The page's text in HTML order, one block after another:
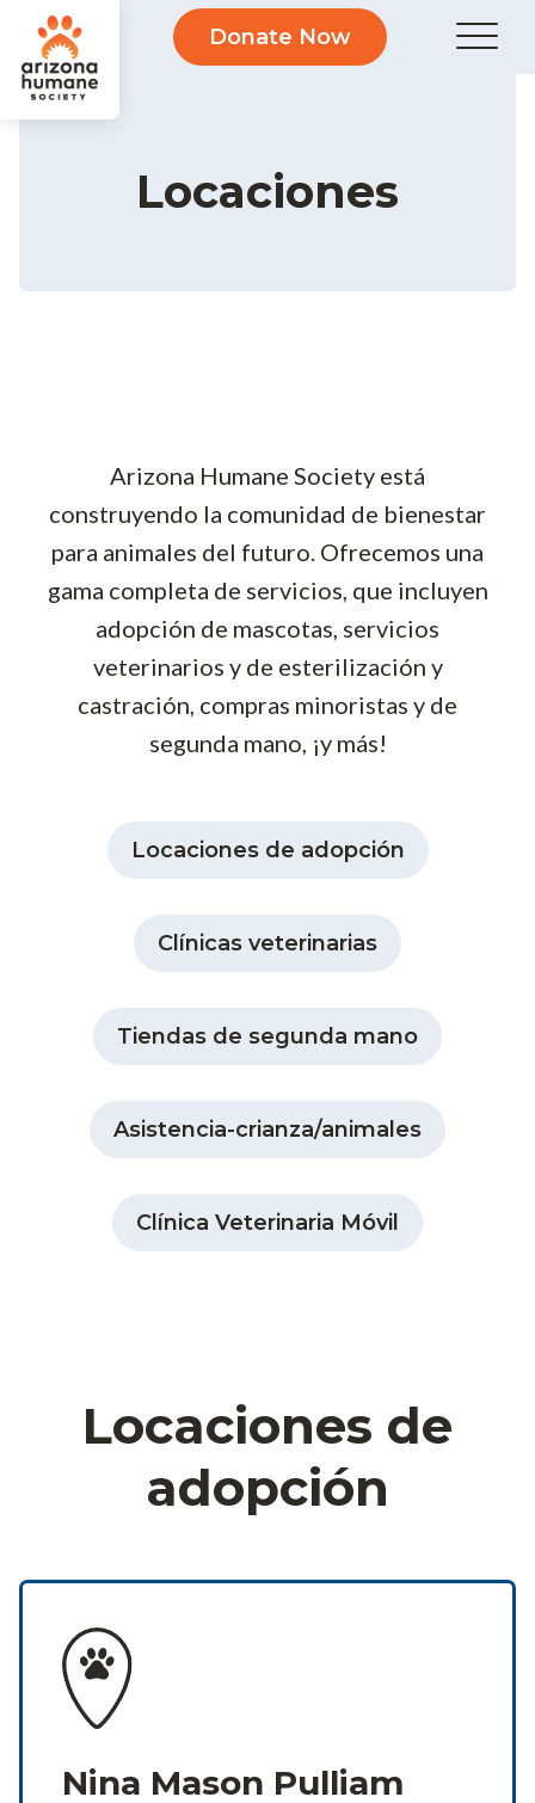
Donate Now
Locaciones
Arizona Humane Society está
construyendo la comunidad de bienestar
para animales del futuro. Ofrecemos una
gama completa de servicios, que incluyen
adopción de mascotas, servicios
veterinarios y de esterilización y
castración, compras minoristas y de
segunda mano, ¡y más!
Locaciones de adopción
Clínicas veterinarias
Tiendas de segunda mano
Asistencia-crianza/animales
Clínica Veterinaria Móvil
Locaciones de
adopción
Nina Mason Pulliam